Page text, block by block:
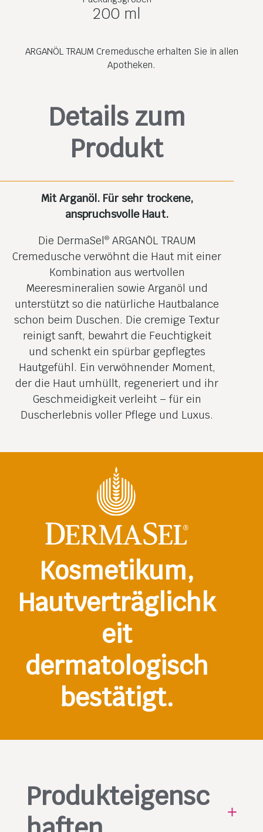
200 ml
ARGANÖL TRAUM Cremedusche erhalten Sie in allen
Apotheken.
Details zum
Produkt
Mit Arganöl. Für sehr trockene,
anspruchsvolle Haut.
Die DermaSel® ARGANÖL TRAUM
Cremedusche verwöhnt die Haut mit einer
Kombination aus wertvollen
Meeresmineralien sowie Arganöl und
unterstützt so die natürliche Hautbalance
schon beim Duschen. Die cremige Textur
reinigt sanft, bewahrt die Feuchtigkeit
und schenkt ein spürbar gepflegtes
Hautgefühl. Ein verwöhnender Moment,
der die Haut umhüllt, regeneriert und ihr
Geschmeidigkeit verleiht – für ein
Duscherlebnis voller Pflege und Luxus.
Kosmetikum,
Hautverträglichk
eit
dermatologisch
bestätigt.
Produkteigensc